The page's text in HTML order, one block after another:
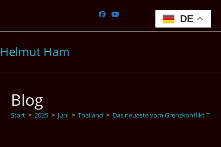
springen
Helmut Ham
Blog
Start > 2025 > Juni > Thailand > Das neueste vom Grenzkonflikt
DE